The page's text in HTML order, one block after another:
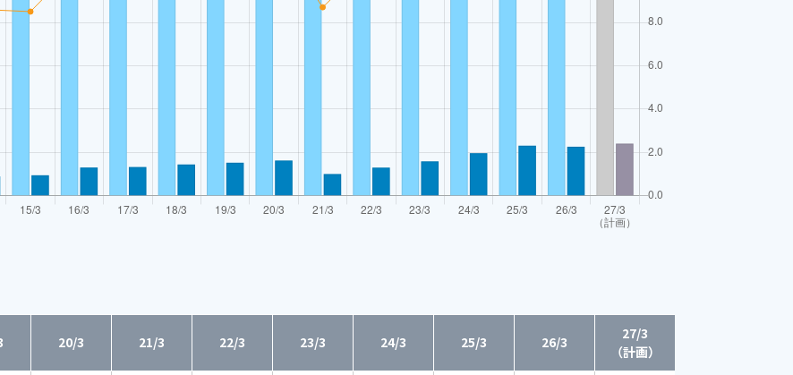
20/3 21/3 22/3 23/3 24/3 25/3 26/3
27/3
（計画）